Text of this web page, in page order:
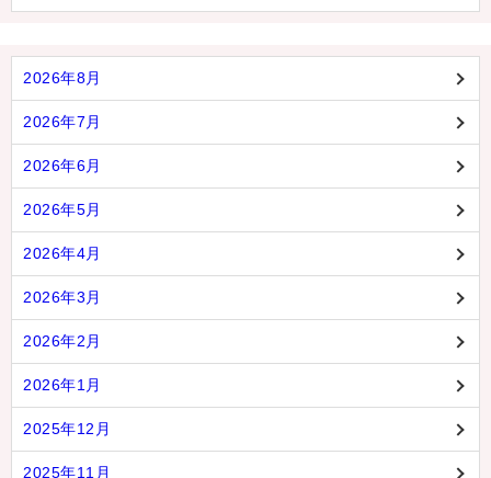
2026年8月
2026年7月
2026年6月
2026年5月
2026年4月
2026年3月
2026年2月
2026年1月
2025年12月
2025年11月